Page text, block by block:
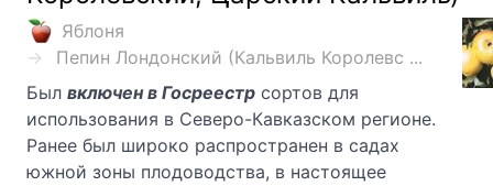
Яблоня
Пепин Лондонский (Кальвиль Королевс ...
Был включен в Госреестр сортов для
использования в Северо-Кавказском регионе.
Ранее был широко распространен в садах
южной зоны плодоводства, в настоящее